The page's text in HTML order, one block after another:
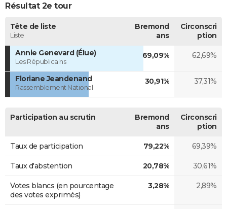
Résultat 2e tour
Tête de liste
Liste
Bremond
ans
Circonscri
ption
Annie Genevard (Élue)
Les Républicains
69,09% 62,69%
Floriane Jeandenand
Rassemblement National
30,91% 37,31%
Participation au scrutin
Bremond
ans
Circonscri
ption
Taux de participation 79,22% 69,39%
Taux d'abstention 20,78% 30,61%
Votes blancs (en pourcentage
des votes exprimés)
3,28% 2,89%